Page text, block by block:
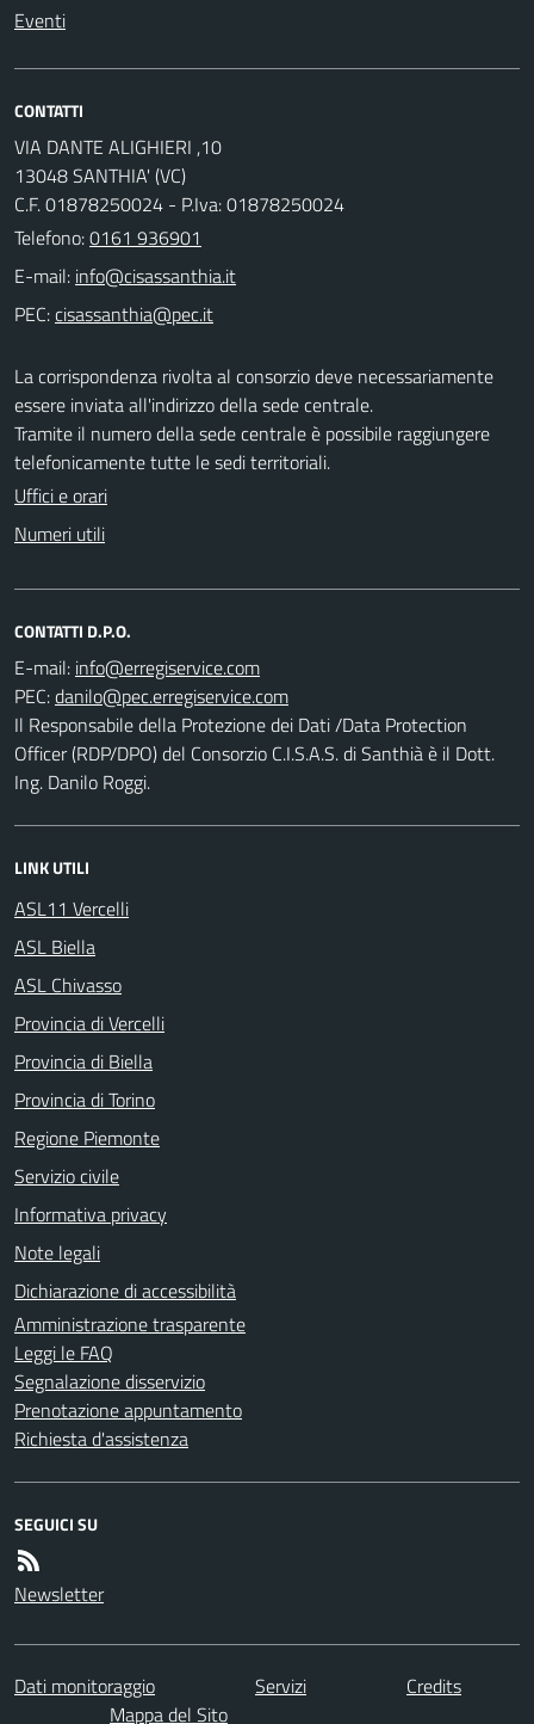
Eventi
CONTATTI
VIA DANTE ALIGHIERI ,10
13048 SANTHIA' (VC)
C.F. 01878250024 - P.Iva: 01878250024
Telefono:0161 936901
E-mail:
PEC:
La corrispondenza rivolta al consorzio deve necessariamente
essere inviata all'indirizzo della sede centrale.
Tramite il numero della sede centrale è possibile raggiungere
telefonicamente tutte le sedi territoriali.
Uffici e orari
Numeri utili
CONTATTI D.P.O.
E-mail:
PEC:
Il Responsabile della Protezione dei Dati /Data Protection
Officer (RDP/DPO) del Consorzio C.I.S.A.S. di Santhià è il Dott.
Ing. Danilo Roggi.
LINK UTILI
ASL11 Vercelli
ASL Biella
ASL Chivasso
Provincia di Vercelli
Provincia di Biella
Provincia di Torino
Regione Piemonte
Servizio civile
Informativa privacy
Note legali
Dichiarazione di accessibilità
Amministrazione trasparente
Leggi le FAQ
Segnalazione disservizio
Prenotazione appuntamento
Richiesta d'assistenza
SEGUICI SU
Newsletter
Dati monitoraggio Servizi
Credits
Mappa del Sito